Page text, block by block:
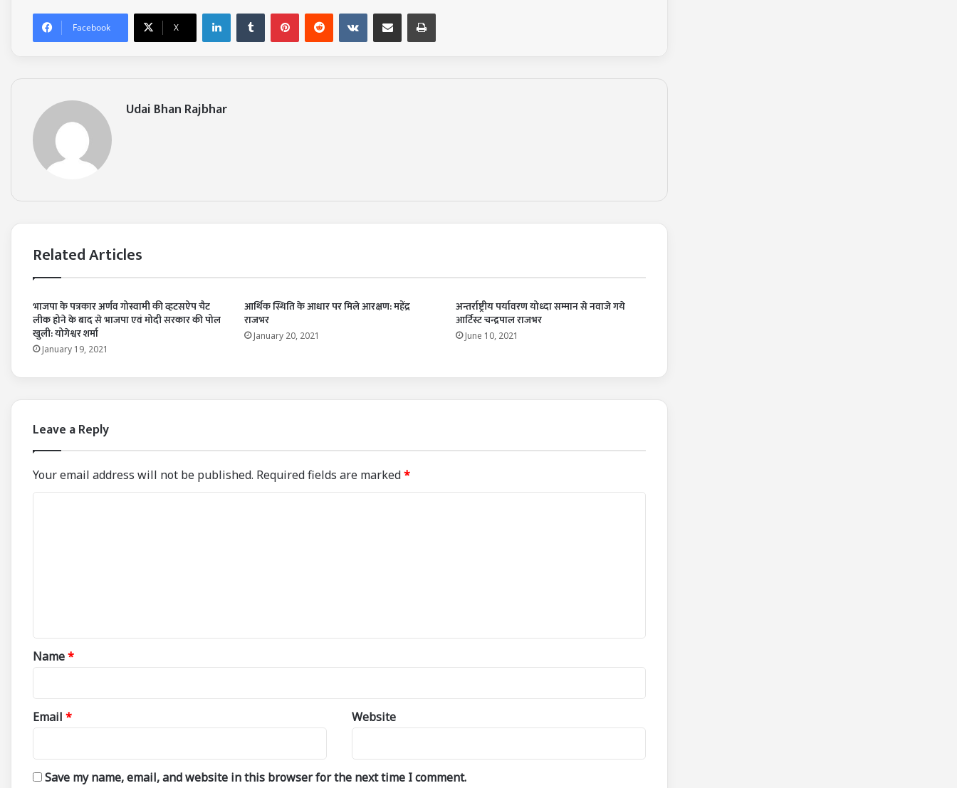
Facebook X
LinkedIn VKontakte
Udai Bhan Rajbhar
Related Articles
भाजपा के पत्रकार अर्णव गोस्वामी की व्हटसऐप चैट
लीक होने के बाद से भाजपा एवं मोदी सरकार की पोल
खुली: योगेश्वर शर्मा
January 19, 2021
आर्थिक स्थिति के आधार पर मिले आरक्षण: महेंद्र
राजभर
January 20, 2021
अन्तर्राष्ट्रीय पर्यावरण योध्दा सम्मान से नवाजे गये
आर्टिस्ट चन्द्रपाल राजभर
June 10, 2021
Leave a Reply
Your email address will not be published. Required fields are marked*
*
Name*
Email * Website
Save my name, email, and website in this browser for the next time I comment.